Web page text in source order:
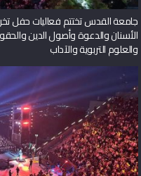
جامعة القدس تختتم فعاليات حفل
الأسنان والدعوة وأصول الدين
والعلوم التربوية والآداب